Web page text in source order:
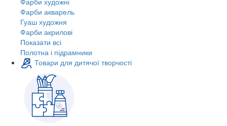
Фарби акварель
Гуаш художня
Фарби акрилові
Показати всі
Полотна і підрамники
Товари для дитячої творчості